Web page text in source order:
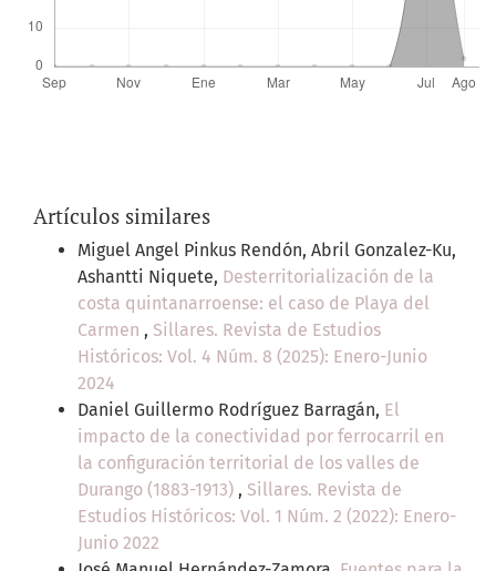
Artículos similares
Miguel Angel Pinkus Rendón, Abril Gonzalez-Ku,
Ashantti Niquete, Desterritorialización de la
costa quintanarroense: el caso de Playa del
Carmen , Sillares. Revista de Estudios
Históricos: Vol. 4 Núm. 8 (2025): Enero-Junio
2024
Daniel Guillermo Rodríguez Barragán, El
impacto de la conectividad por ferrocarril en
la configuración territorial de los valles de
Durango (1883-1913) , Sillares. Revista de
Estudios Históricos: Vol. 1 Núm. 2 (2022): Enero-
Junio 2022